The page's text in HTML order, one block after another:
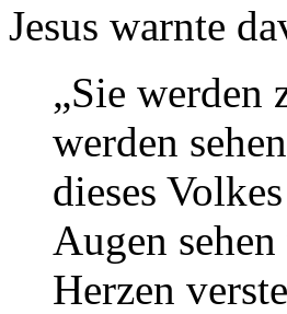
Jesus warnte
„Sie werden
werden
dieses
Augen
Herzen